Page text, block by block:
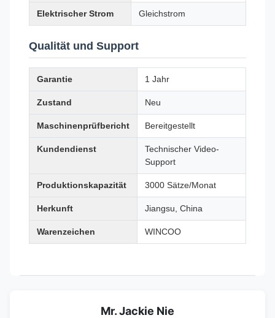
Elektrischer Strom Gleichstrom
Qualität und Support
Garantie 1 Jahr
Zustand Neu
Maschinenprüfbericht Bereitgestellt
Kundendienst
Technischer Video-
Support
Produktionskapazität 3000 Sätze/Monat
Herkunft Jiangsu, China
Warenzeichen WINCOO
Mr. Jackie Nie